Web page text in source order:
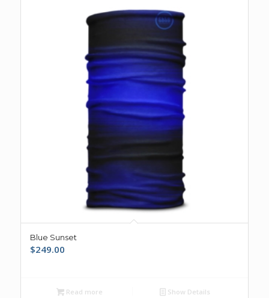
Blue Sunset
$249.00
Read more Show Details